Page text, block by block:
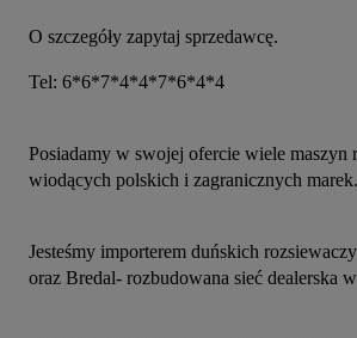
O szczegóły zapytaj sprzedawcę.
Tel: 6*6*7*4*4*7*6*4*4
Posiadamy w swojej ofercie wiele maszyn
wiodących polskich i zagranicznych marek.
Jesteśmy importerem duńskich
oraz Bredal- rozbudowana sieć dealerska